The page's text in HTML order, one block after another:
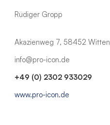
Rüdiger Gropp
Akazienweg 7, 58452 Witten
info@pro-icon.de
+49 (0) 2302 933029
www.pro-icon.de